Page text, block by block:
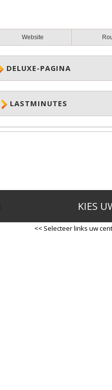
Website
DELUXE-PAGINA
LASTMINUTES
KIES
<< Selecteer links uw